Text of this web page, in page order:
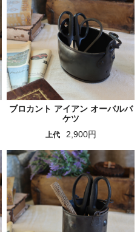
ブロカント アイアン オーバルバ
ケツ
上代 2,900円